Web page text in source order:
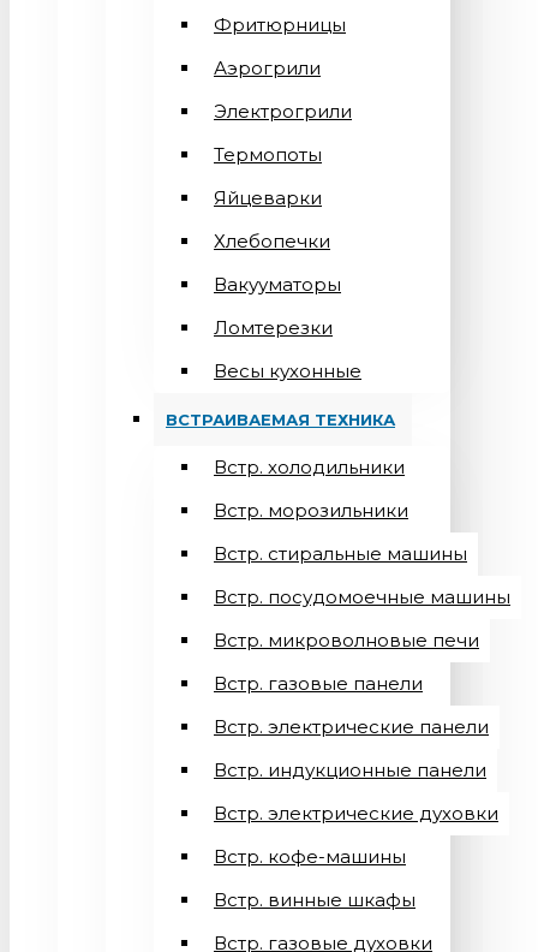
Фритюрницы
Аэрогрили
Электрогрили
Термопоты
Яйцеварки
Хлебопечки
Вакууматоры
Ломтерезки
Весы кухонные
ВСТРАИВАЕМАЯ ТЕХНИКА
Встр. холодильники
Встр. морозильники
Встр. стиральные машины
Встр. посудомоечные машины
Встр. микроволновые печи
Встр. газовые панели
Встр. электрические панели
Встр. индукционные панели
Встр. электрические духовки
Встр. кофе-машины
Встр. винные шкафы
Встр. газовые духовки